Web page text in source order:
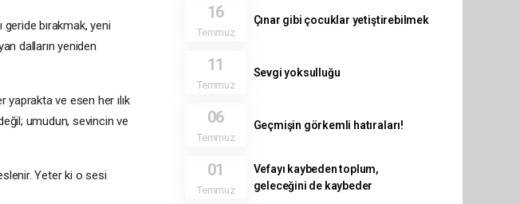
bırakmak, yeni
dalların yeniden
ve esen her ılık
umudun, sevincin ve
Yeter ki o sesi
16
Temmuz
Çınar gibi çocuklar yetiştirebilmek
11
Temmuz
Sevgi yoksulluğu
06
Temmuz
Geçmişin görkemli hatıraları!
01
Temmuz
Vefayı kaybeden toplum,
geleceğini de kaybeder